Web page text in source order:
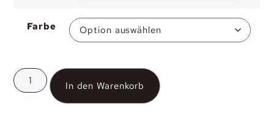
Farbe
In den Warenkorb